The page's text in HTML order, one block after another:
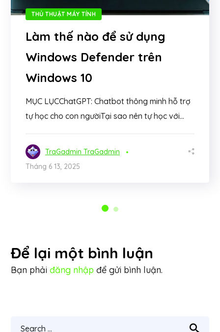
THỦ THUẬT MÁY TÍNH
Làm thế nào để sử dụng
Windows Defender trên
Windows 10
MỤC LỤCChatGPT: Chatbot thông minh hỗ trợ
tự học cho con ngườiTại sao nên tự học với...
TraGadmin TraGadmin
Tháng 6 13, 2025
Để lại một bình luận
Bạn phảiđăng nhập để gửi bình luận.